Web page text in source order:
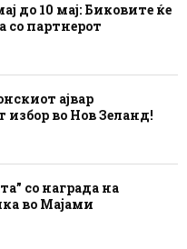
до 10 мај: Биковите ќе
партнерот
ајвар
избор во Нов Зеланд!
со награда на
во Мајами